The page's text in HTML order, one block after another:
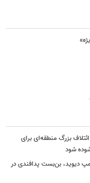
بزرگ منطقه‌ای برای
شود
دیوید، بن‌بست پدافندی در